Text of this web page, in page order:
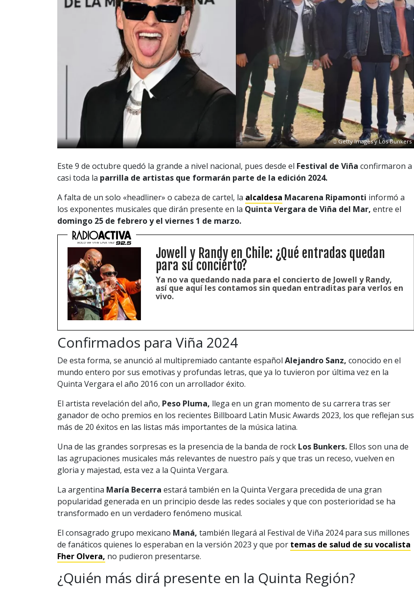
Getty Images y Los Bunkers
Este 9 de octubre quedó la grande a nivel nacional, pues desde el Festival de Viña confirmaron a
casi toda la parrilla de artistas que formarán parte de la edición 2024.
A falta de un solo «headliner» o cabeza de cartel, la alcaldesa Macarena Ripamonti informó a
los exponentes musicales que dirán presente en la Quinta Vergara de Viña del Mar, entre el
domingo 25 de febrero y el viernes 1 de marzo.
Jowell y Randy en Chile: ¿Qué entradas quedan
para su concierto?
Ya no va quedando nada para el concierto de Jowell y Randy,
así que aquí les contamos sin quedan entraditas para verlos en
vivo.
Confirmados para Viña 2024
De esta forma, se anunció al multipremiado cantante español Alejandro Sanz, conocido en el
mundo entero por sus emotivas y profundas letras, que ya lo tuvieron por última vez en la
Quinta Vergara el año 2016 con un arrollador éxito.
El artista revelación del año, Peso Pluma, llega en un gran momento de su carrera tras ser
ganador de ocho premios en los recientes Billboard Latin Music Awards 2023, los que reflejan sus
más de 20 éxitos en las listas más importantes de la música latina.
Una de las grandes sorpresas es la presencia de la banda de rock Los Bunkers. Ellos son una de
las agrupaciones musicales más relevantes de nuestro país y que tras un receso, vuelven en
gloria y majestad, esta vez a la Quinta Vergara.
La argentina María Becerra estará también en la Quinta Vergara precedida de una gran
popularidad generada en un principio desde las redes sociales y que con posterioridad se ha
transformado en un verdadero fenómeno musical.
El consagrado grupo mexicano Maná, también llegará al Festival de Viña 2024 para sus millones
de fanáticos quienes lo esperaban en la versión 2023 y que por temas de salud de su vocalista
Fher Olvera, no pudieron presentarse.
¿Quién más dirá presente en la Quinta Región?